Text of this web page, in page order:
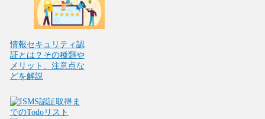
情報セキュリティ認
証とは？その種類や
メリット、注意点な
どを解説